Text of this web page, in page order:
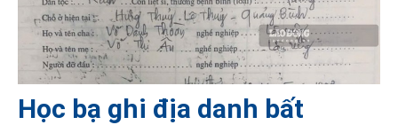
Học bạ ghi địa danh bất